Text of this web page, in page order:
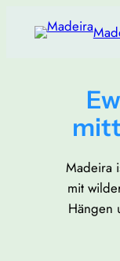
Inhalt
Madeira
mit
Hängen